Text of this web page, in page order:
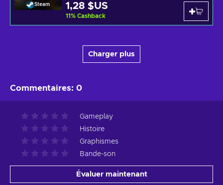
Steam 1,28 $US
11% Cashback
Charger plus
Commentaires: 0
Gameplay
Histoire
Graphismes
Bande-son
Évaluer maintenant